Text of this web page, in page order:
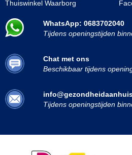
Thuiswinkel Waarborg
WhatsApp: 0683702040
Tijdens openingstijden
Chat met ons
Beschikbaar tijdens
Tijdens openingstijden